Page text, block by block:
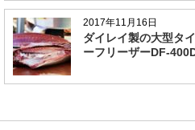
2017年11月16日
ダイレイ製の大型タ
ーフリーザーDF-